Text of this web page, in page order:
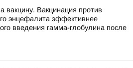
вакцину. Вакцинация против
энцефалита эффективнее
введения гамма-глобулина после